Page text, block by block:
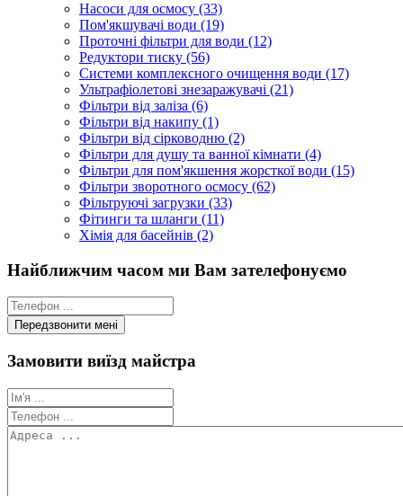
Насоси для осмосу (33)
Пом'якшувачі води (19)
Проточні фільтри для води (12)
Редуктори тиску (56)
Системи комплексного очищення води (17)
Ультрафіолетові знезаражувачі (21)
Фільтри від заліза (6)
Фільтри від накипу (1)
Фільтри від сірководню (2)
Фільтри для душу та ванної кімнати (4)
Фільтри для пом'якшення жорсткої води (15)
Фільтри зворотного осмосу (62)
Фільтруючі загрузки (33)
Фітинги та шланги (11)
Хімія для басейнів (2)
Найближчим часом ми Вам зателефонуємо
Замовити виїзд майстра